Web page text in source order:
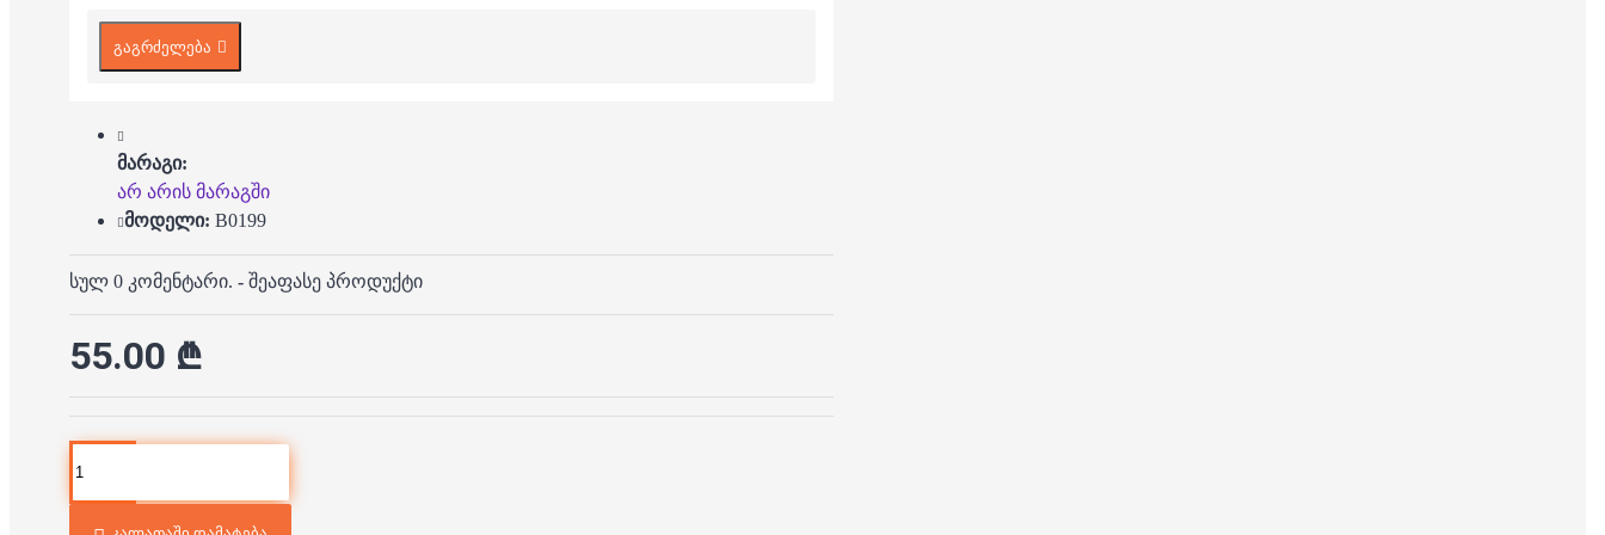
გაგრძელება
მარაგი:
არ არის მარაგში
მოდელი: B0199
სულ 0 კომენტარი. - შეაფასე პროდუქტი
55.00 ₾